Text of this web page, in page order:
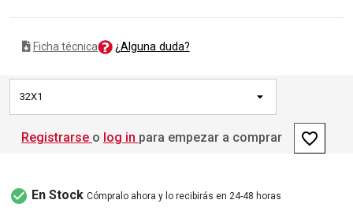
Ficha técnica ¿Alguna duda?
32X1
Registrarse o log in para empezar a comprar favorite_border
check_circle En Stock Cómpralo ahora y lo recibirás en 24-48 horas